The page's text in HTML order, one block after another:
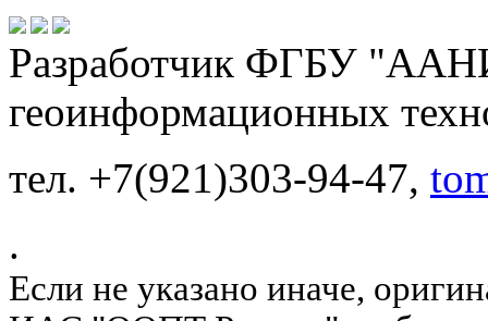
Разработчик ФГБУ
геоинформационных
тел. +7(921)303-94-47,
.
Если не указано иначе,